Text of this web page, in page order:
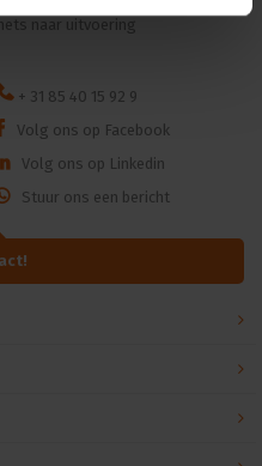
naar uitvoering
+ 31 85 40 15 92 9
Volg ons op Facebook
Volg ons op Linkedin
Stuur ons een bericht